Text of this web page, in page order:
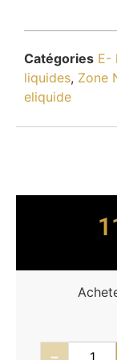
Catégories E-
liquides, Zone
eliquide
−